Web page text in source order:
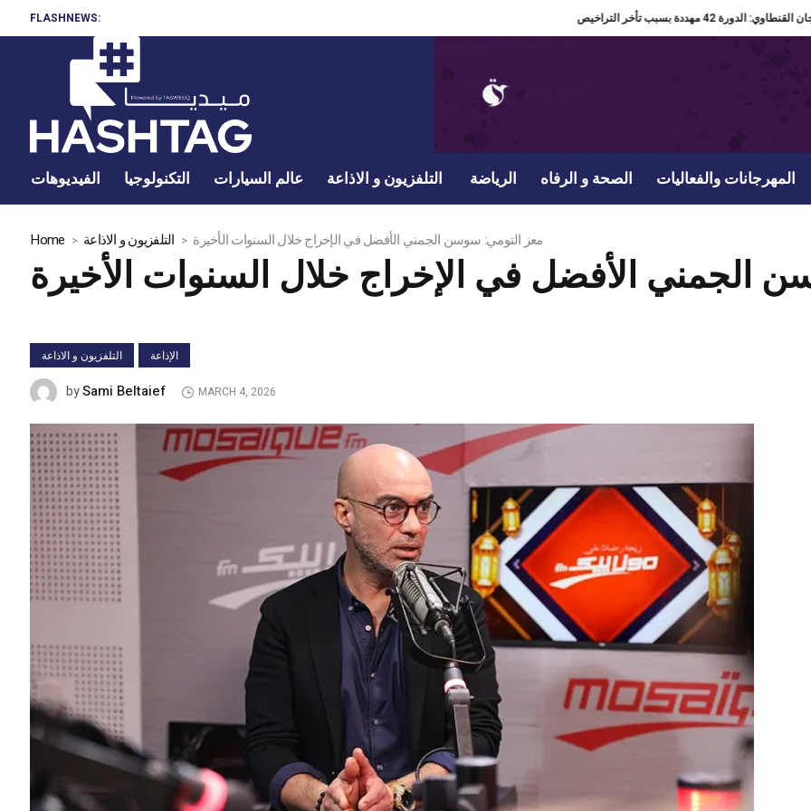
FLASHNEWS: مدير مهرجان القنطاوي: الدورة 42 مهددة بسبب تأخر التراخيص
الفيديوهات التكنولوجيا عالم السيارات التلفزيون و الاذاعة الرياضة الصحة و الرفاه المهرجانات والفعاليات
Home التلفزيون و الاذاعة معز التومي: سوسن الجمني الأفضل في الإخراج خلال السنوات الأخيرة
الجمني الأفضل في الإخراج خلال السنوات الأخيرة
التلفزيون و الاذاعة الإذاعة
bySami Beltaief MARCH 4, 2026